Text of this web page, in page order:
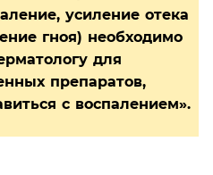
усиление отека
гноя) необходимо
для
препаратов,
с воспалением».